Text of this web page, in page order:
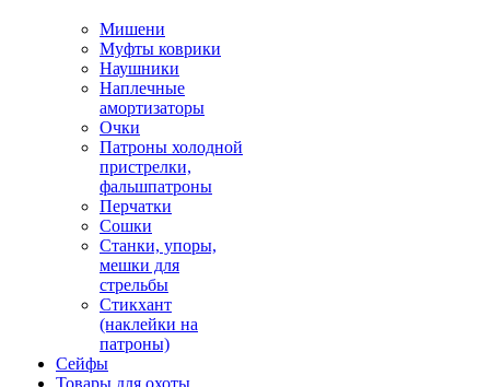
Мишени
Муфты коврики
Наушники
Наплечные
амортизаторы
Очки
Патроны холодной
пристрелки,
фальшпатроны
Перчатки
Сошки
Станки, упоры,
мешки для
стрельбы
Стикхант
(наклейки на
патроны)
Сейфы
Товары для охоты